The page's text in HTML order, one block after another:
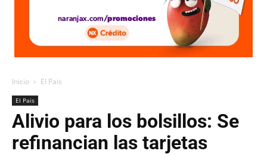
Inicio El Pais
El Pais
Alivio para los bolsillos: Se
refinancian las tarjetas